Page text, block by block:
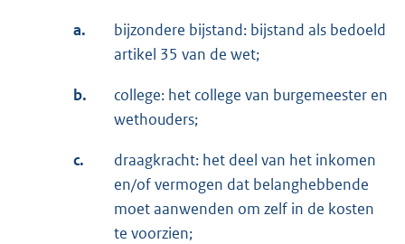
a.
bijzondere bijstand: bijstand als bedoeld
artikel 35 van de wet;
b.
college: het college van burgemeester en
wethouders;
c.
draagkracht: het deel van het inkomen
en/of vermogen dat belanghebbende
moet aanwenden om zelf in de kosten
te voorzien;